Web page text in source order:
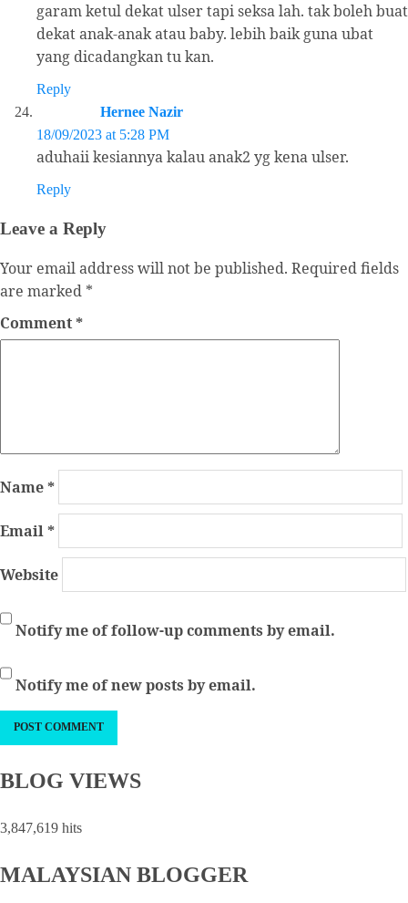
garam ketul dekat ulser tapi seksa lah. tak boleh buat
dekat anak-anak atau baby. lebih baik guna ubat
yang dicadangkan tu kan.
Reply
Hernee Nazir
18/09/2023 at 5:28 PM
aduhaii kesiannya kalau anak2 yg kena ulser.
Reply
Leave a Reply
Your email address will not be published. Required fields
are marked *
Comment*
Name*
Email*
Website
Notify me of follow-up comments by email.
Notify me of new posts by email.
BLOG VIEWS
3,847,619 hits
MALAYSIAN BLOGGER